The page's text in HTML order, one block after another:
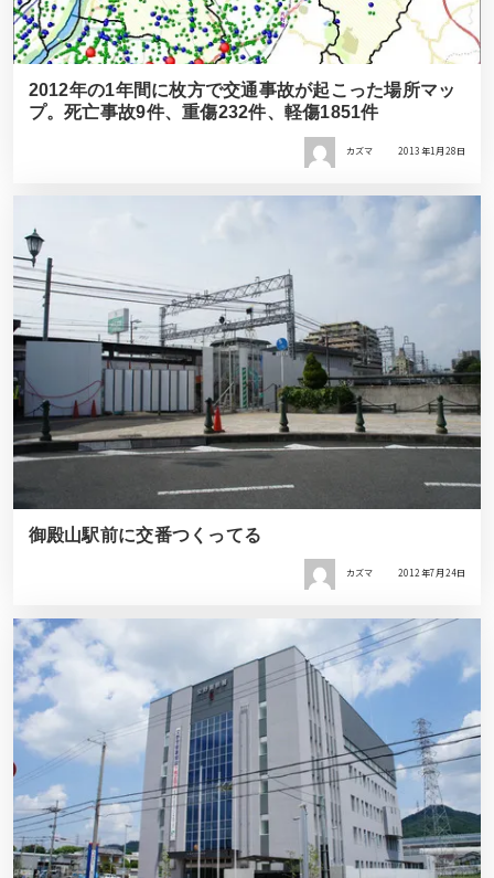
2012年の1年間に枚方で交通事故が起こった場所マッ
プ。死亡事故9件、重傷232件、軽傷1851件
カズマ 2013年1月28日
御殿山駅前に交番つくってる
カズマ 2012年7月24日